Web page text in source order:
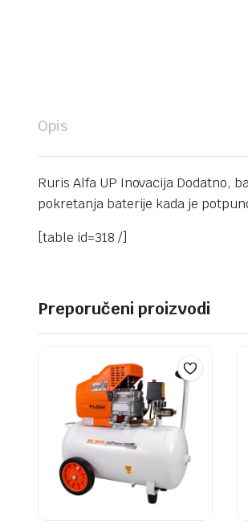
Opis
Ruris Alfa UP Inovacija Dodatno,
pokretanja baterije kada je
[table id=318 /]
Preporučeni proizvodi